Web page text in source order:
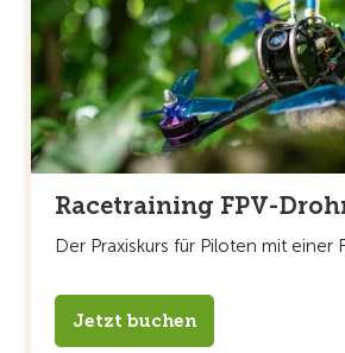
Racetraining FPV-
Der Praxiskurs für Piloten mit einer
Jetzt buchen